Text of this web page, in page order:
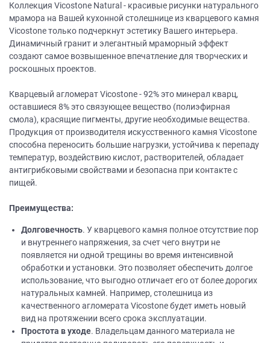
Коллекция Vicostone Natural - красивые рисунки натурального
мрамора на Вашей кухонной столешнице из кварцевого камня
Vicostone только подчеркнут эстетику Вашего интерьера.
Динамичный гранит и элегантный мраморный эффект
создают самое возвышенное впечатление для творческих и
роскошных проектов.
Кварцевый агломерат Vicostone - 92% это минерал кварц,
оставшиеся 8% это связующее вещество (полиэфирная
смола), красящие пигменты, другие необходимые вещества.
Продукция от производителя искусственного камня Vicostone
способна переносить большие нагрузки, устойчива к перепаду
температур, воздействию кислот, растворителей, обладает
антигрибковыми свойствами и безопасна при контакте с
пищей.
Преимущества:
Долговечность. У кварцевого камня полное отсутствие пор
и внутреннего напряжения, за счет чего внутри не
появляется ни одной трещины во время интенсивной
обработки и установки. Это позволяет обеспечить долгое
использование, что выгодно отличает его от более дорогих
натуральных камней. Например, столешница из
качественного агломерата Vicostone будет иметь новый
вид на протяжении всего срока эксплуатации.
Простота в уходе. Владельцам данного материала не